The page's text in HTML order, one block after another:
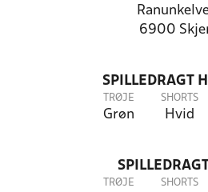
6900
SPILLEDRAGT
TRØJE
Grøn
SHORTS
Hvid
TRØJE SHORTS